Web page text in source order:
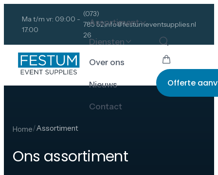
Ma t/m vr: 09:00 -
17:00
(073)
785 52
26
info@festumeventsupplies.nl
Assortiment
Diensten
Over ons
Nieuws
Contact
Offerte
Home/Assortiment
Ons assortiment